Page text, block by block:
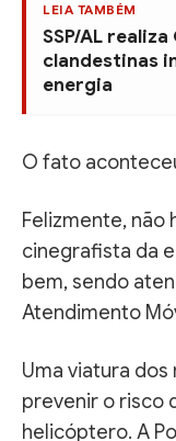
LEIA TAMBÉM
SSP/AL
clandestinas
energia
O fato
Felizmente, não
cinegrafista da
bem, sendo
Atendimento
Uma viatura
prevenir o risco
helicóptero. A